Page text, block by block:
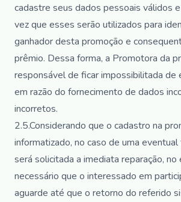
cadastre seus dados pessoais válidos
vez que esses serão utilizados para
ganhador desta promoção e
prêmio. Dessa forma, a Promotora da
responsável de ficar impossibilitada de
em razão do fornecimento de dados
incorretos.
2.5.Considerando que o cadastro na
informatizado, no caso de uma
será solicitada a imediata reparação, no
necessário que o interessado em
aguarde até que o retorno do referido